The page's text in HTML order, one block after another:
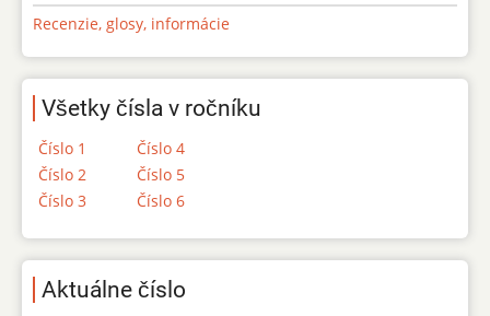
Recenzie, glosy, informácie
Všetky čísla v ročníku
Číslo 1
Číslo 2
Číslo 3
Číslo 4
Číslo 5
Číslo 6
Aktuálne číslo